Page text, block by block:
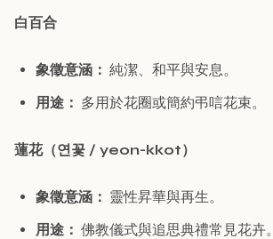
白百合
象徵意涵： 純潔、和平與安息。
用途： 多用於花圈或簡約弔唁花束。
蓮花（연꽃 / yeon-kkot）
象徵意涵： 靈性昇華與再生。
用途： 佛教儀式與追思典禮常見花卉。